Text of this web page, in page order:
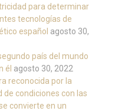
para determinar
tecnologías de
español agosto 30,
país del mundo
él agosto 30, 2022
reconocida por la
de condiciones con las
convierte en un